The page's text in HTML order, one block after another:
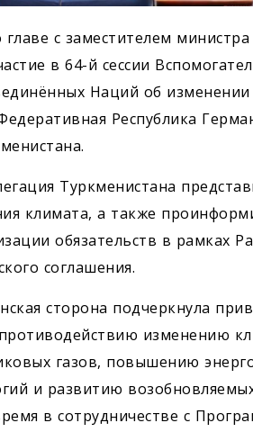
главе с заместителем
в 64-й сессии
Наций об изменении
Республика
Туркменистана
климата, а также
обязательств в рамках
соглашения.
сторона подчеркнула
изменению
газов, повышению
и развитию
в сотрудничестве с